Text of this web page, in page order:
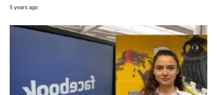
5 years ago